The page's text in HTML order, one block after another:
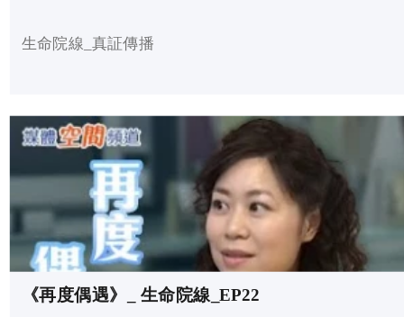
生命院線_真証傳播
《再度偶遇》_ 生命院線_EP22